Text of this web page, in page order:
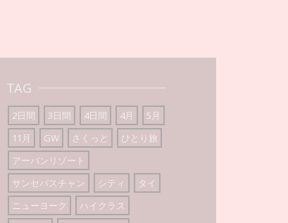
TAG
2日間 3日間 4日間 4月
5月
11月
GW さくっと
ひとり旅
アーバンリゾート
サンセバスチャン
シティ
タイ
ニューヨーク
ハイクラス